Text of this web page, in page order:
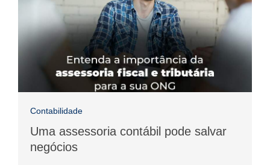
Contabilidade
Uma assessoria contábil pode salvar
negócios